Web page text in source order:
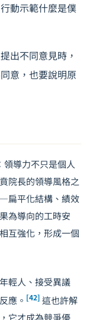
動示範什麼是僕
出不同意見時，
意，也要說明原
領導力不只是個人
院長的領導風格之
扁平化結構、績效
為導向的工時安
互強化，形成一個
輕人、接受異議
應。 [42] 這也許解
它才成為競爭優